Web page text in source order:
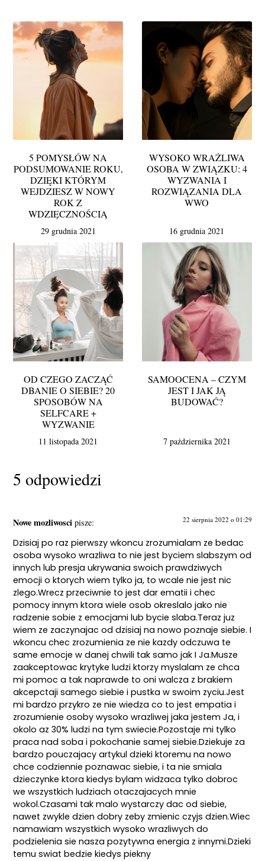
5 POMYSŁÓW NA
PODSUMOWANIE ROKU,
DZIĘKI KTÓRYM
WEJDZIESZ W NOWY
ROK Z
WDZIĘCZNOŚCIĄ
29 grudnia 2021
WYSOKO WRAŻLIWA
OSOBA W ZWIĄZKU: 4
WYZWANIA I
ROZWIĄZANIA DLA
WWO
16 grudnia 2021
OD CZEGO ZACZĄĆ
DBANIE O SIEBIE? 20
SPOSOBÓW NA
SELFCARE +
WYZWANIE
11 listopada 2021
SAMOOCENA – CZYM
JEST I JAK JĄ
BUDOWAĆ?
7 października 2021
5 odpowiedzi
Nowe mozliwosci pisze: 22 sierpnia 2022 o 01:29
Dzisiaj po raz pierwszy wkoncu zrozumialam ze bedac
osoba wysoko wrazliwa to nie jest byciem slabszym od
innych lub presja ukrywania swoich prawdziwych
emocji o ktorych wiem tylko ja, to wcale nie jest nic
zlego.Wrecz przeciwnie to jest dar ematii i chec
pomocy innym ktora wiele osob okreslalo jako nie
radzenie sobie z emocjami lub bycie slaba.Teraz juz
wiem ze zaczynajac od dzisiaj na nowo poznaje siebie. I
wkoncu chec zrozumienia ze nie kazdy odczuwa te
same emocje w danej chwili tak samo jak I Ja.Musze
zaakceptowac krytyke ludzi ktorzy myslalam ze chca
mi pomoc a tak naprawde to oni walcza z brakiem
akcepctaji samego siebie i pustka w swoim zyciu.Jest
mi bardzo przykro ze nie wiedza co to jest empatia i
zrozumienie osoby wysoko wrazliwej jaka jestem Ja, i
okolo az 30% ludzi na tym swiecie.Pozostaje mi tylko
praca nad soba i pokochanie samej siebie.Dziekuje za
bardzo pouczajacy artykul dzieki ktoremu na nowo
chce codziennie poznawac siebie, i ta nie smiala
dzieczynke ktora kiedys bylam widzaca tylko dobroc
we wszystkich ludziach otaczajacych mnie
wokol.Czasami tak malo wystarczy dac od siebie,
nawet zwykle dzien dobry zeby zmienic czyjs dzien.Wiec
namawiam wszystkich wysoko wrazliwych do
podzielenia sie nasza pozytywna energia z innymi.Dzieki
temu swiat bedzie kiedys piekny